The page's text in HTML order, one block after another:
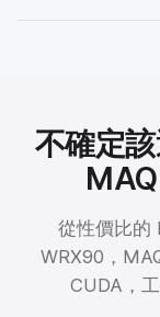
不確定
從性價比的
WRX90，
CUDA，